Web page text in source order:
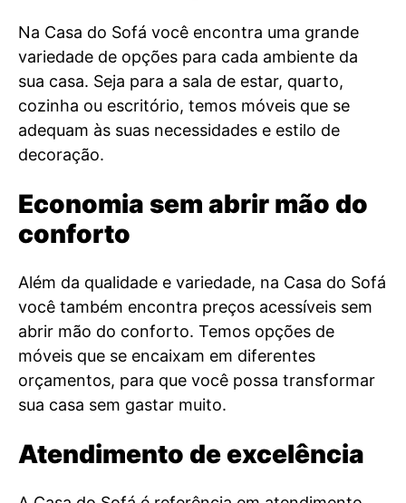
Na Casa do Sofá você encontra uma grande
variedade de opções para cada ambiente da
sua casa. Seja para a sala de estar, quarto,
cozinha ou escritório, temos móveis que se
adequam às suas necessidades e estilo de
decoração.
Economia sem abrir mão do
conforto
Além da qualidade e variedade, na Casa do Sofá
você também encontra preços acessíveis sem
abrir mão do conforto. Temos opções de
móveis que se encaixam em diferentes
orçamentos, para que você possa transformar
sua casa sem gastar muito.
Atendimento de excelência